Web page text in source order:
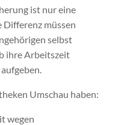
ist nur eine
Differenz müssen
selbst
ihre Arbeitszeit
Umschau haben:
wegen